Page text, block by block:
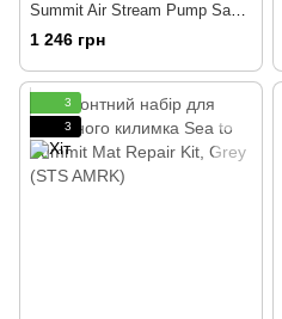
Summit Air Stream Pump Sack,
Orange (STS AMASD)
1 246 грн
3
3